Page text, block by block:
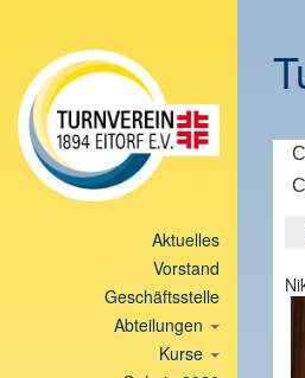
Aktuelles
Vorstand
Geschäftsstelle
Abteilungen
Kurse